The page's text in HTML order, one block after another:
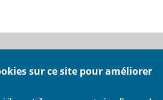
générales d'utilisation
générales de ventes
sur ce site pour améliorer